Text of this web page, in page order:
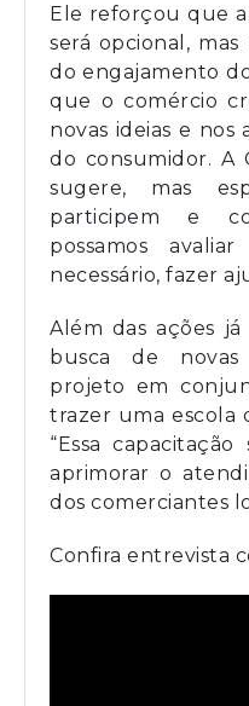
Ele reforçou que a
será opcional,
do engajamento
que o comércio
novas ideias e nos
do consumidor. A
sugere, mas
participem e
possamos
necessário, fazer
Além das ações
busca de
projeto em
trazer uma escola
“Essa
aprimorar o
dos comerciantes
Confira entrevista